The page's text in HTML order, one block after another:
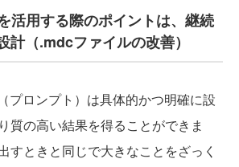
活用する際のポイントは、継続
計（.mdcファイルの改善）
プロンプト）は具体的かつ明確に設
質の高い結果を得ることができま
すときと同じで大きなことをざっく